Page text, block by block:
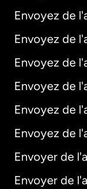
Envoyez de
Envoyez de
Envoyez de
Envoyez de
Envoyez de
Envoyez de
Envoyer de
Envoyer de